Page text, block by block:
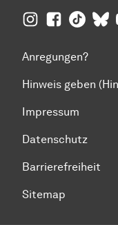
TU Dortmund
TU TU
Anregungen?
Hinweis geben
Impressum
Datenschutz
Barrierefreiheit
Sitemap